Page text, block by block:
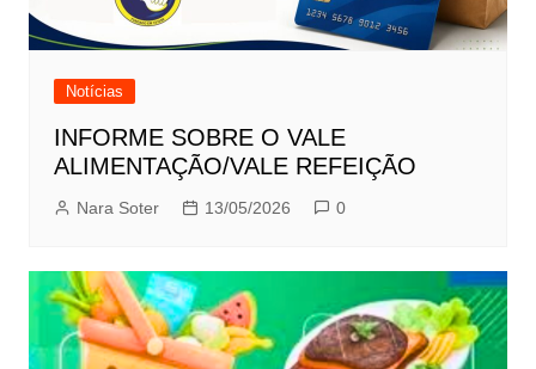
Notícias
INFORME SOBRE O VALE
ALIMENTAÇÃO/VALE REFEIÇÃO
Nara Soter 13/05/2026 0